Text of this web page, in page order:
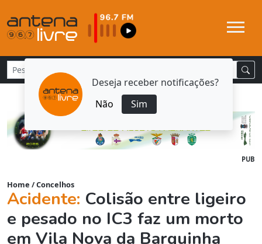
Deseja receber notificações?
Não
Sim
PUB
Home /Concelhos
Acidente: Colisão entre ligeiro
e pesado no IC3 faz um morto
em Vila Nova da Barquinha